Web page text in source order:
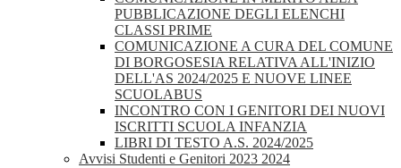
PUBBLICAZIONE DEGLI ELENCHI
CLASSI PRIME
COMUNICAZIONE A CURA DEL COMUNE
DI BORGOSESIA RELATIVA ALL'INIZIO
DELL'AS 2024/2025 E NUOVE LINEE
SCUOLABUS
INCONTRO CON I GENITORI DEI NUOVI
ISCRITTI SCUOLA INFANZIA
LIBRI DI TESTO A.S. 2024/2025
Avvisi Studenti e Genitori 2023 2024